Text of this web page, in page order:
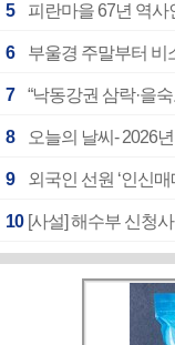
5 피란마을 67년 역
6 부울경 주말부터 비
7 “낙동강권 삼락·을
8 오늘의 날씨- 2026
9 외국인 선원 ‘인신
10 [사설] 해수부 신청